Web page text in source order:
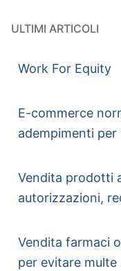
ULTIMI ARTICOLI
Work For Equity
E-commerce
adempimenti
Vendita prodotti
autorizzazioni,
Vendita farmaci
per evitare multe